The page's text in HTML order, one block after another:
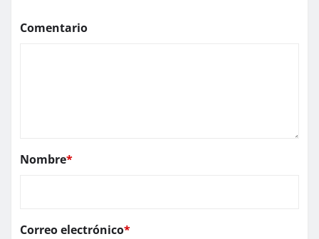
Comentario
Nombre*
Correo electrónico*